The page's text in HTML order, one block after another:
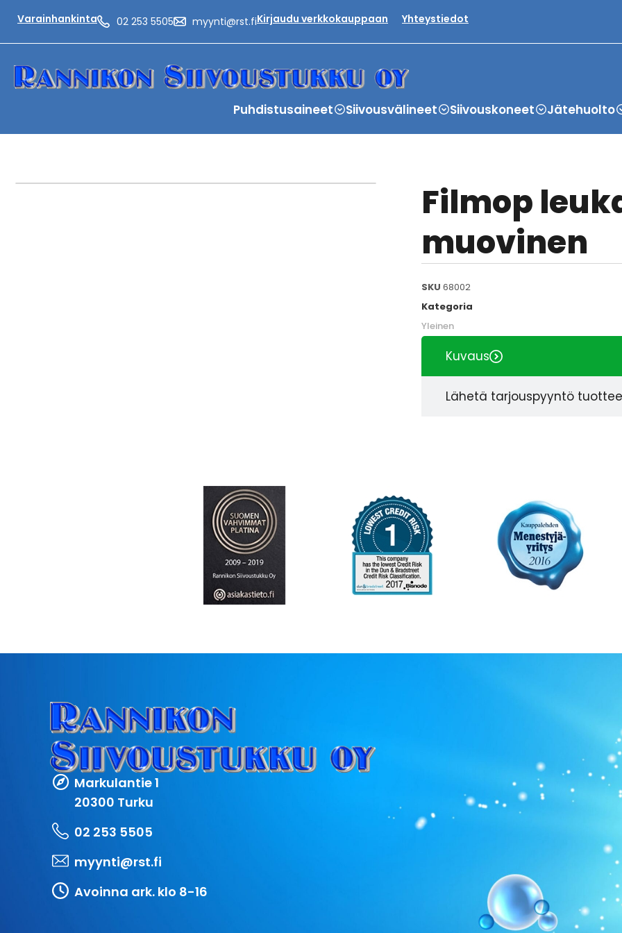
Varainhankinta 02 253 5505 myynti@rst.fiKirjaudu verkkokauppaan Yhteystiedot
Puhdistusaineet Siivousvälineet Siivouskoneet Jätehuolto
Filmop
muovinen
SKU 68002
Kategoria
Yleinen
Kuvaus
Lähetä tarjouspyyntö
Markulantie 1
20300 Turku
02 253 5505
myynti@rst.fi
Avoinna ark. klo 8-16